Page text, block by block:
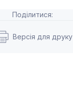
Поділитися:
Версія для друку